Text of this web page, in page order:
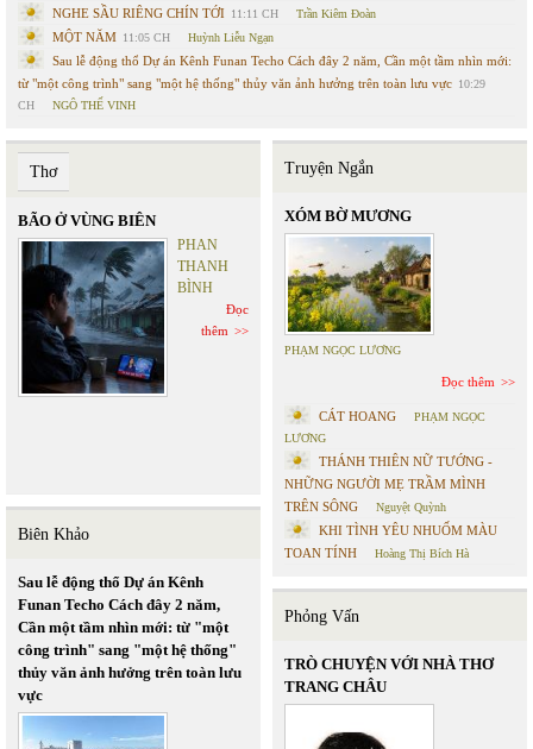
NGHE SẦU RIÊNG CHÍN TỚI 11:11 CH Trần Kiêm Đoàn
MỘT NĂM 11:05 CH Huỳnh Liễu Ngạn
Sau lễ động thổ Dự án Kênh Funan Techo Cách đây 2 năm, Cần một tầm nhìn mới:
từ "một công trình" sang "một hệ thống" thủy văn ảnh hưởng trên toàn lưu vực 10:29
CH
NGÔ THẾ VINH
Thơ
BÃO Ở VÙNG BIÊN
PHAN
THANH
BÌNH
Đọc
thêm
Biên Khảo
Sau lễ động thổ Dự án Kênh
Funan Techo Cách đây 2 năm,
Cần một tầm nhìn mới: từ "một
công trình" sang "một hệ thống"
thủy văn ảnh hưởng trên toàn lưu
vực
Truyện Ngắn
XÓM BỜ MƯƠNG
PHẠM NGỌC LƯƠNG
Đọc thêm
CÁT HOANG
PHẠM NGỌC
LƯƠNG
THÁNH THIÊN NỮ TƯỚNG -
NHỮNG NGƯỜI MẸ TRẦM MÌNH
TRÊN SÔNG
Nguyệt Quỳnh
KHI TÌNH YÊU NHUỐM MÀU
TOAN TÍNH
Hoàng Thị Bích Hà
Phỏng Vấn
TRÒ CHUYỆN VỚI NHÀ THƠ
TRANG CHÂU